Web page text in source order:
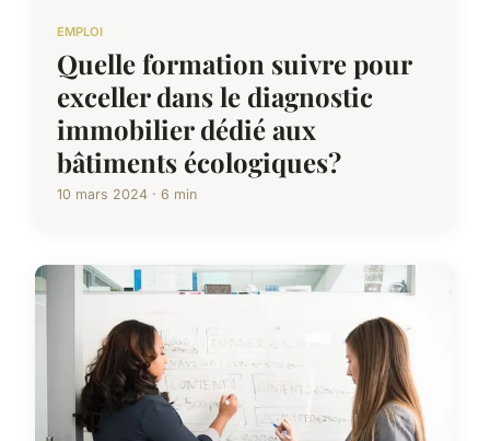
EMPLOI
Quelle formation suivre pour
exceller dans le diagnostic
immobilier dédié aux
bâtiments écologiques?
10 mars 2024 · 6 min